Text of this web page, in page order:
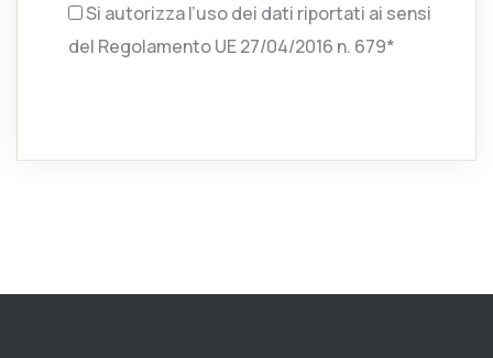
Si autorizza l’uso dei dati riportati ai sensi
del Regolamento UE 27/04/2016 n. 679*